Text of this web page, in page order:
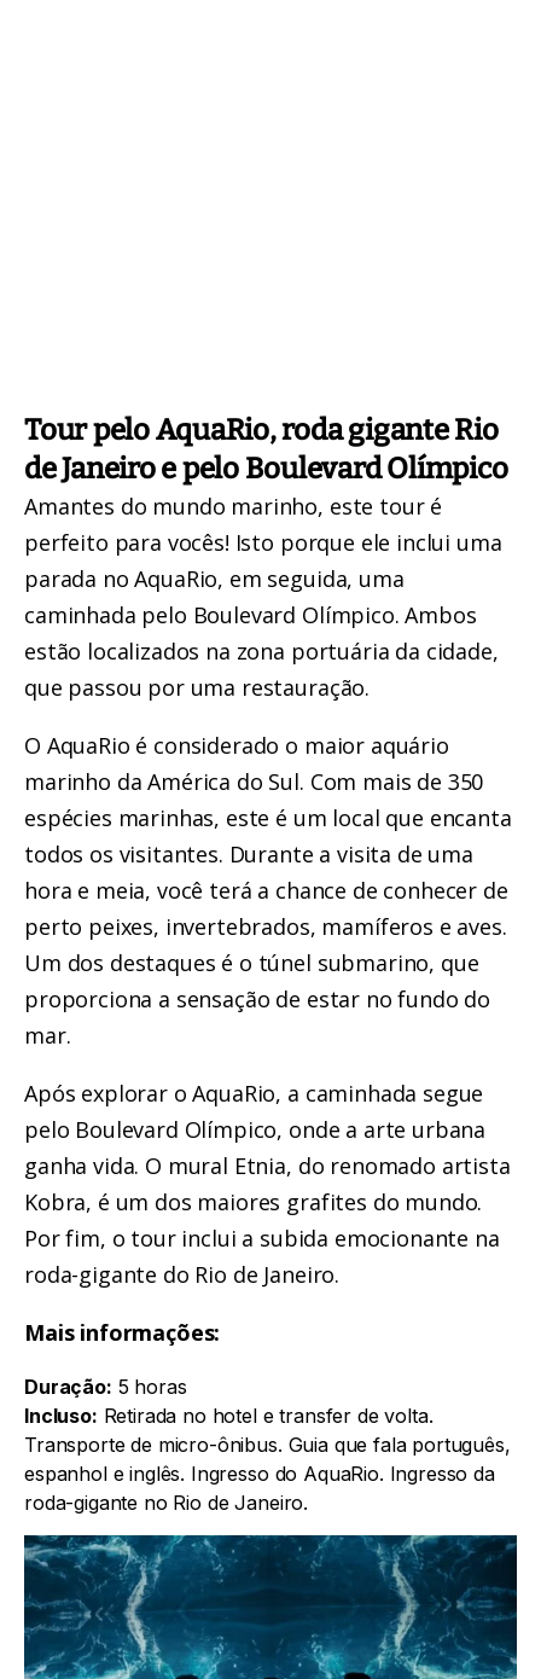
Tour pelo AquaRio, roda gigante Rio
de Janeiro e pelo Boulevard Olímpico
Amantes do mundo marinho, este tour é
perfeito para vocês! Isto porque ele inclui uma
parada no AquaRio, em seguida, uma
caminhada pelo Boulevard Olímpico. Ambos
estão localizados na zona portuária da cidade,
que passou por uma restauração.
O AquaRio é considerado o maior aquário
marinho da América do Sul. Com mais de 350
espécies marinhas, este é um local que encanta
todos os visitantes. Durante a visita de uma
hora e meia, você terá a chance de conhecer de
perto peixes, invertebrados, mamíferos e aves.
Um dos destaques é o túnel submarino, que
proporciona a sensação de estar no fundo do
mar.
Após explorar o AquaRio, a caminhada segue
pelo Boulevard Olímpico, onde a arte urbana
ganha vida. O mural Etnia, do renomado artista
Kobra, é um dos maiores grafites do mundo.
Por fim, o tour inclui a subida emocionante na
roda-gigante do Rio de Janeiro.
Mais informações:
Duração: 5 horas
Incluso: Retirada no hotel e transfer de volta.
Transporte de micro-ônibus. Guia que fala português,
espanhol e inglês. Ingresso do AquaRio. Ingresso da
roda-gigante no Rio de Janeiro.